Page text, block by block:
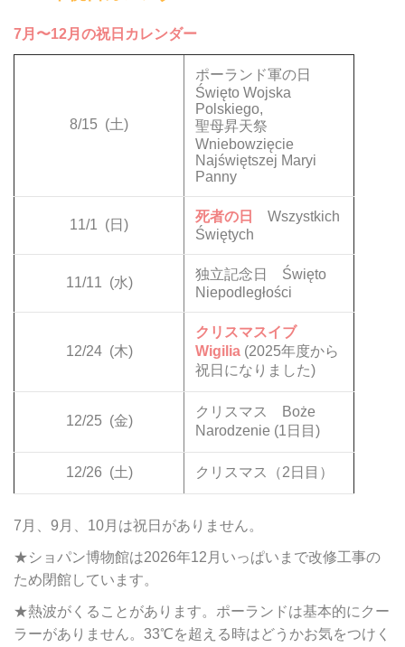
7月〜12月の祝日カレンダー
8/15 (土)
ポーランド軍の日
Święto Wojska
Polskiego,
聖母昇天祭
Wniebowzięcie
Najświętszej Maryi
Panny
11/1 (日)
死者の日
Wszystkich
Świętych
11/11 (水)
独立記念日 Święto
Niepodległości
12/24 (木)
クリスマスイブ
Wigilia (2025年度から
祝日になりました)
12/25 (金)
クリスマス Boże
Narodzenie (1日目)
12/26 (土) クリスマス（2日目）
7月、9月、10月は祝日がありません。
★ショパン博物館は2026年12月いっぱいまで改修工事の
ため閉館しています。
★熱波がくることがあります。ポーランドは基本的にクー
ラーがありません。33℃を超える時はどうかお気をつけく